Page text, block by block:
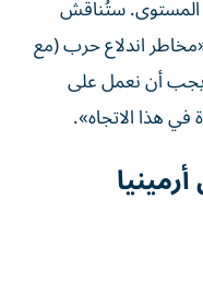
المستوى. ستُناقش
اندلاع حرب (مع
أن نعمل على
في هذا الاتجاه».